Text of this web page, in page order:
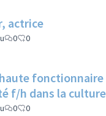
actrice
0 0
f/h dans la culture
0 0